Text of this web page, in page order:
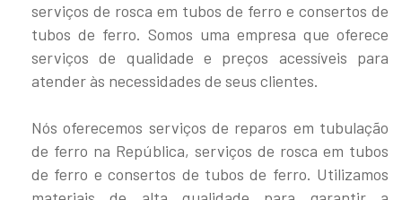
serviços de rosca em tubos de ferro e consertos de
tubos de ferro. Somos uma empresa que oferece
serviços de qualidade e preços acessíveis para
atender às necessidades de seus clientes.
Nós oferecemos serviços de reparos em tubulação
de ferro na República, serviços de rosca em tubos
de ferro e consertos de tubos de ferro. Utilizamos